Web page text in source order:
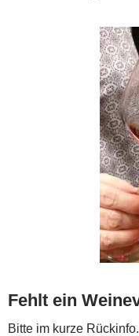
Fehlt ein
Bitte im kurze